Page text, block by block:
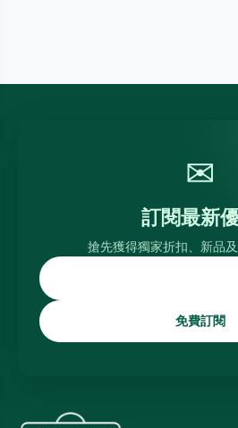
✉
訂閱最新
搶先獲得獨家折扣、新品
免費訂閱